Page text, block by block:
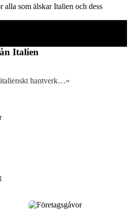
som älskar Italien och dess
Italien
hantverk…»